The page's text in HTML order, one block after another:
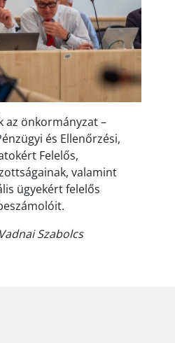
az önkormányzat –
és Ellenőrzési,
Felelős,
valamint
ügyekért felelős
Szabolcs